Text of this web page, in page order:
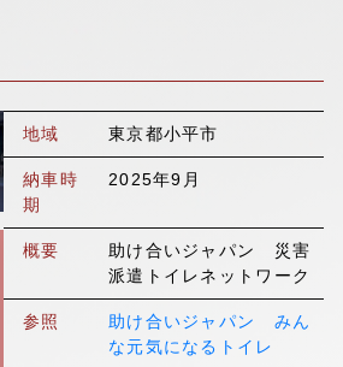
▼
地域 東京都小平市
納車時
期
2025年9月
概要
助け合いジャパン 災害
派遣トイレネットワーク
参照
助け合いジャパン みん
な元気になるトイレ